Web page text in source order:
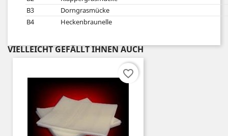
B3
Dorngrasmücke
B4
Heckenbraunelle
VIELLEICHT GEFÄLLT IHNEN AUCH
favorite_border